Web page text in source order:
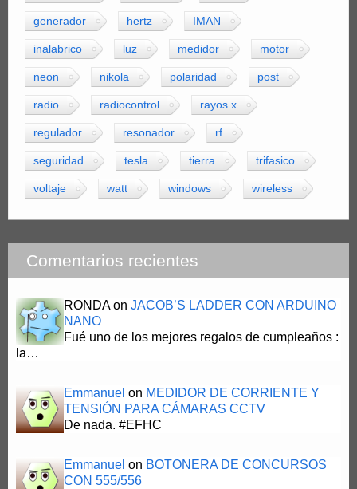
generador hertz IMAN
inalabrico luz medidor motor
neon nikola polaridad post
radio radiocontrol rayos x
regulador resonador rf
seguridad tesla tierra trifasico
voltaje watt windows wireless
Comentarios recientes
RONDA on JACOB’S LADDER CON ARDUINO
NANO
Fué uno de los mejores regalos de cumpleaños :
la…
Emmanuel on MEDIDOR DE CORRIENTE Y
TENSIÓN PARA CÁMARAS CCTV
De nada. #EFHC
Emmanuel on BOTONERA DE CONCURSOS
CON 555/556